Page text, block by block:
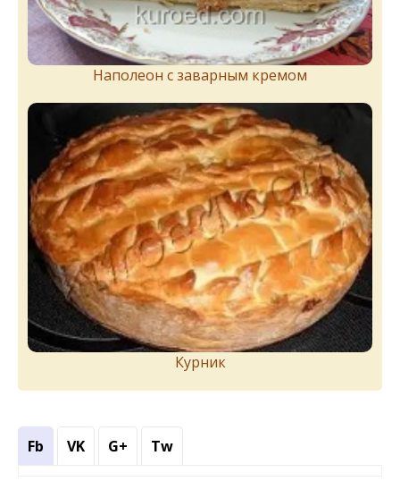
Наполеон с заварным кремом
Курник
Fb VK G+ Tw